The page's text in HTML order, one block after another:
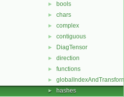
► bools
► chars
► complex
► contiguous
► DiagTensor
► direction
► functions
► globalIndexAndTransform
► hashes